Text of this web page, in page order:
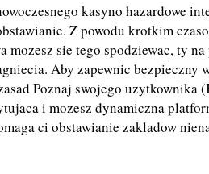
kasyno hazardowe
Z powodu krotkim
mozesz sie tego spodziewac, ty
Aby zapewnic bezpieczny
Poznaj swojego uzytkownika
i mozesz dynamiczna
ci obstawianie zakladow